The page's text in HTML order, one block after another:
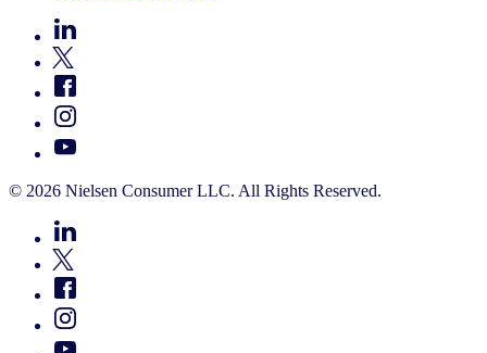
© 2026 Nielsen Consumer LLC. All Rights Reserved.